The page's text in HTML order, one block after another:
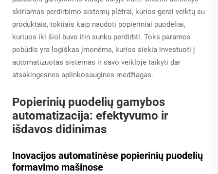
skiriamas perdirbimo sistemų plėtrai, kurios gerai veiktų su
produktais, tokiiais kaip naudoti popieriniai puodeliai,
kuriuos iki šiol buvo itin sunku perdirbti. Toks paramos
pobūdis yra logiškas įmonėms, kurios siekia investuoti į
automatizuotas sistemas ir savo veikloje taikyti dar
atsakingesnes aplinkosaugines medžiagas.
Popierinių puodelių gamybos
automatizacija: efektyvumo ir
išdavos didinimas
Inovacijos automatinėse popierinių puodelių
formavimo mašinose